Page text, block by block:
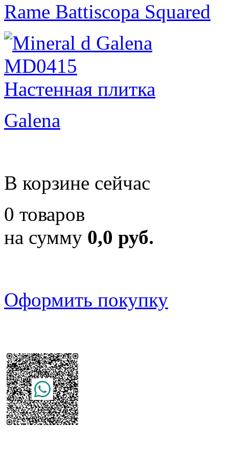
Rame Battiscopa Squared
Galena
В корзине сейчас
0 товаров
на сумму 0,0 руб.
Оформить покупку